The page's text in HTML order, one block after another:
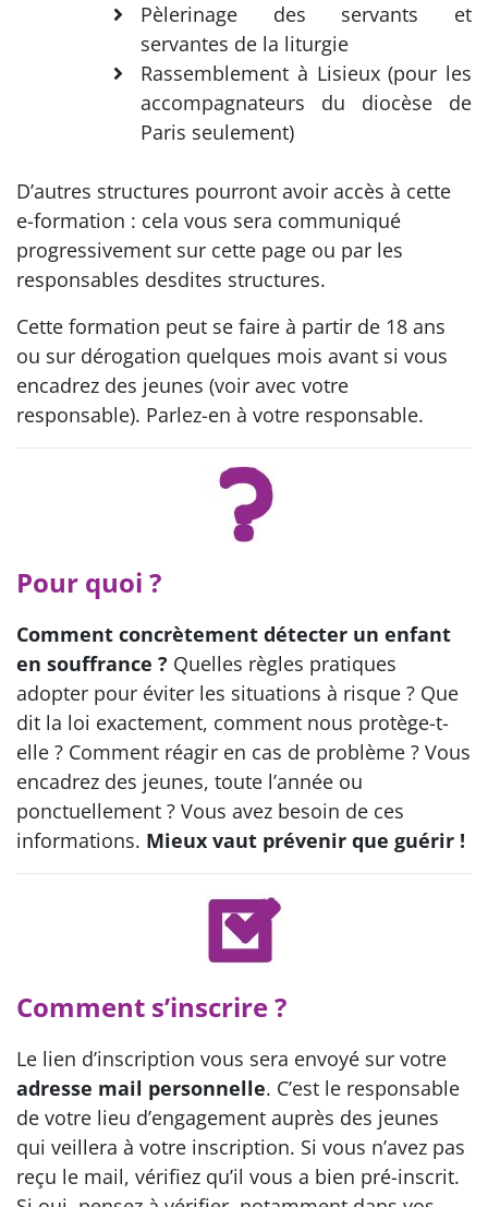
Pèlerinage des servants et
servantes de la liturgie
Rassemblement à Lisieux (pour les
accompagnateurs du diocèse de
Paris seulement)
D’autres structures pourront avoir accès à cette
e-formation : cela vous sera communiqué
progressivement sur cette page ou par les
responsables desdites structures.
Cette formation peut se faire à partir de 18 ans
ou sur dérogation quelques mois avant si vous
encadrez des jeunes (voir avec votre
responsable). Parlez-en à votre responsable.
Pour quoi ?
Comment concrètement détecter un enfant
en souffrance ? Quelles règles pratiques
adopter pour éviter les situations à risque ? Que
dit la loi exactement, comment nous protège-t-
elle ? Comment réagir en cas de problème ? Vous
encadrez des jeunes, toute l’année ou
ponctuellement ? Vous avez besoin de ces
informations. Mieux vaut prévenir que guérir !
Comment s’inscrire ?
Le lien d’inscription vous sera envoyé sur votre
adresse mail personnelle. C’est le responsable
de votre lieu d’engagement auprès des jeunes
qui veillera à votre inscription. Si vous n’avez pas
reçu le mail, vérifiez qu’il vous a bien pré-inscrit.